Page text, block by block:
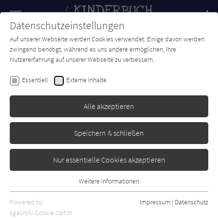
SUCHE Forum Charts Newsletter
Minna Lacey
Das Leben im Zoo
Erschienen: Oktober 2023 Bibliogr. Angaben
Datenschutzeinstellungen
Auf unserer Webseite werden Cookies verwendet. Einige davon werden
zwingend benötigt, während es uns andere ermöglichen, Ihre
Nutzererfahrung auf unserer Webseite zu verbessern.
Essentiell Externe Inhalte
Alle akzeptieren
Speichern & schließen
Nur essentielle Cookies akzeptieren
Essentielle Cookies werden für grundlegende Funktionen der
Webseite benötigt. Dadurch ist gewährleistet, dass die Webseite
Weitere Informationen
Powered by
sgalinski Cookie Opt In
Impressum | Datenschutz